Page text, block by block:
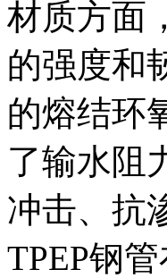
材质方面
的强度和
的熔结环
了输水阻
冲击、抗
TPEP钢